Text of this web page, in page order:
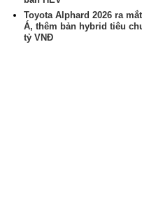
Toyota Alphard 2026 ra
Á, thêm bản hybrid tiêu
tỷ VNĐ